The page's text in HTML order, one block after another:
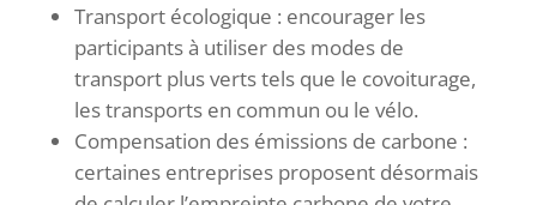
Transport écologique : encourager les
participants à utiliser des modes de
transport plus verts tels que le covoiturage,
les transports en commun ou le vélo.
Compensation des émissions de carbone :
certaines entreprises proposent désormais